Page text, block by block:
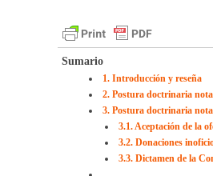
Sumario
1. Introducción y reseña
2. Postura doctrinaria
3. Postura doctrinaria
3.1. Aceptación de la
3.2. Donaciones
3.3. Dictamen de la